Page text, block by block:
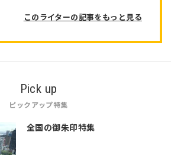
このライターの記事をもっと見る
Pick up
ピックアップ特集
全国の御朱印特集